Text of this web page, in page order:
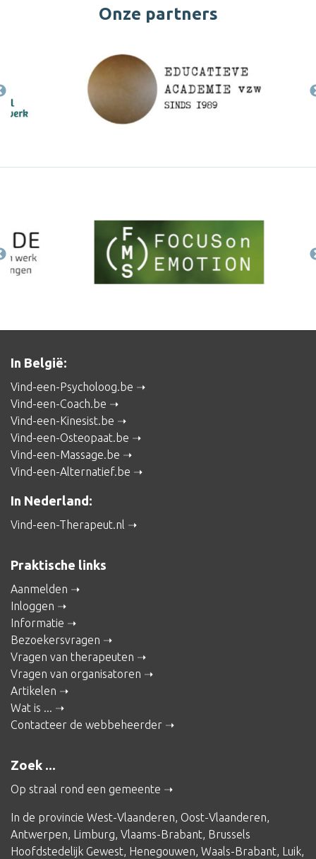
Onze partners
In België:
Vind-een-Psycholoog.be
Vind-een-Coach.be
Vind-een-Kinesist.be
Vind-een-Osteopaat.be
Vind-een-Massage.be
Vind-een-Alternatief.be
In Nederland:
Vind-een-Therapeut.nl
Praktische links
Aanmelden
Inloggen
Informatie
Bezoekersvragen
Vragen van therapeuten
Vragen van organisatoren
Artikelen
Wat is ...
Contacteer de webbeheerder
Zoek ...
Op straal rond een gemeente
In de provincie West-Vlaanderen, Oost-Vlaanderen,
Antwerpen, Limburg, Vlaams-Brabant, Brussels
Hoofdstedelijk Gewest, Henegouwen, Waals-Brabant, Luik,